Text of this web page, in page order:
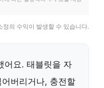
의 수익이 발생할 수 있습니다.
어요. 태블릿을 자
버리거나, 충전할